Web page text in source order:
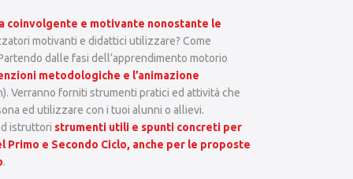
coinvolgente e motivante nonostante le
motivanti e didattici utilizzare? Come
dalle fasi dell’apprendimento motorio
metodologiche e l’animazione
Verranno forniti strumenti pratici ed attività che
ed utilizzare con i tuoi alunni o allievi.
istruttori strumenti utili e spunti concreti per
Primo e Secondo Ciclo, anche per le proposte
.